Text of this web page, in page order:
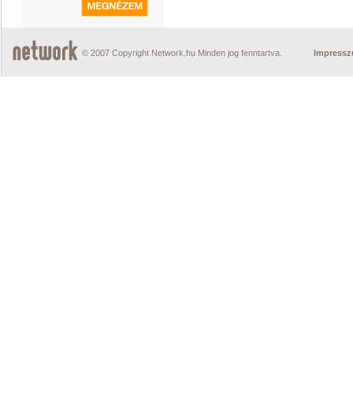
© 2007 Copyright Network.hu Minden jog fenntartva.